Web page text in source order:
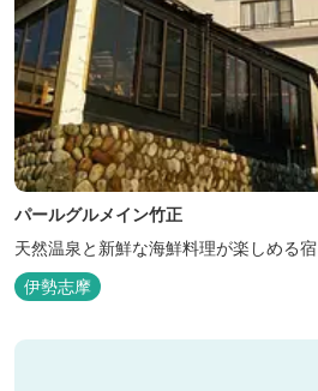
パールグルメイン竹正
天然温泉と新鮮な海鮮料理が楽しめる宿
伊勢志摩